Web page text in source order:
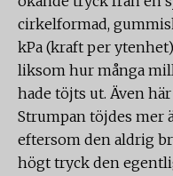
cirkelformad,
kPa (kraft per
liksom hur många
hade töjts ut. Även
Strumpan töjdes mer
eftersom den aldrig
högt tryck den